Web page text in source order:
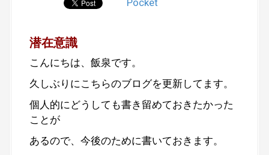
Pocket
潜在意識
こんにちは、飯泉です。
久しぶりにこちらのブログを更新してます。
個人的にどうしても書き留めておきたかった
ことが
あるので、今後のために書いておきます。